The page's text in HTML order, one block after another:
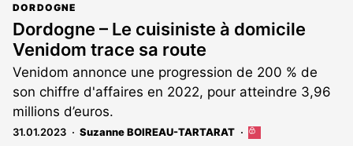
DORDOGNE
Dordogne – Le cuisiniste à domicile
Venidom trace sa route
Venidom annonce une progression de 200 % de
son chiffre d'affaires en 2022, pour atteindre 3,96
millions d’euros.
31.01.2023 Suzanne BOIREAU-TARTARAT
Cet